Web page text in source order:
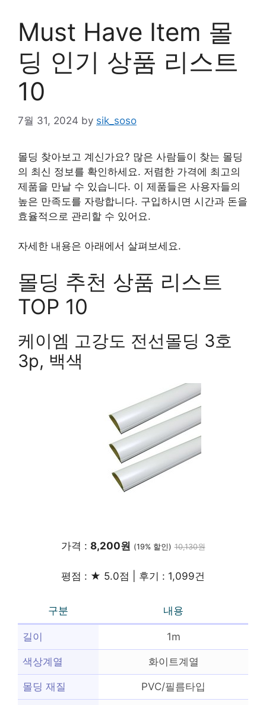
Must Have Item 몰
딩 인기 상품 리스트
10
7월 31, 2024 by sik_soso
몰딩 찾아보고 계신가요? 많은 사람들이 찾는 몰딩
의 최신 정보를 확인하세요. 저렴한 가격에 최고의
제품을 만날 수 있습니다. 이 제품들은 사용자들의
높은 만족도를 자랑합니다. 구입하시면 시간과 돈을
효율적으로 관리할 수 있어요.
자세한 내용은 아래에서 살펴보세요.
몰딩 추천 상품 리스트
TOP 10
케이엠 고강도 전선몰딩 3호
3p, 백색
가격 : 8,200원 (19% 할인) 10,130원
평점 : ★ 5.0점 | 후기 : 1,099건
구분 내용
길이 1m
색상계열 화이트계열
몰딩 재질 PVC/필름타입